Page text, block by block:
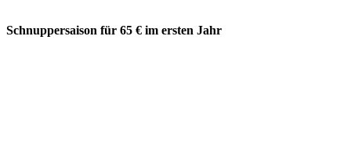
Schnuppersaison für 65 € im ersten Jahr